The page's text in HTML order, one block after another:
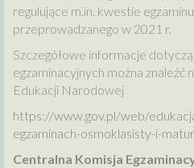
regulujące m.in. kwestie
przeprowadzanego w 2021 r.
Szczegółowe informacje
egzaminacyjnych można
Edukacji Narodowej
https://www.gov.pl/web/
egzaminach-osmoklasisty-i-
Centralna Komisja